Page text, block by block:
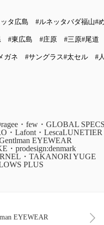
タ広島 #ルネッタバダ福山#
#東広島 #庄原 #三原#尾道
ガネ #サングラス#太セル #人
・few・GLOBAL SPECS
・Lafont・LescaLUNETIER
EYEWEAR
・prodesign:denmark
・TAKANORI YUGE
PLUS
EYEWEAR